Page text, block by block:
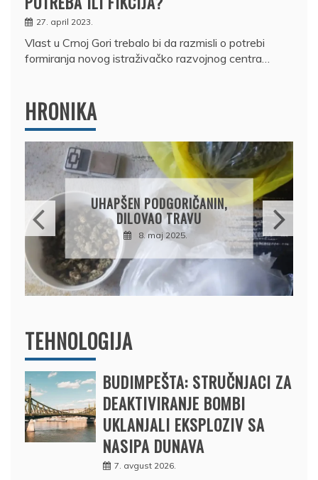
27. april 2023.
Vlast u Crnoj Gori trebalo bi da razmisli o potrebi
formiranja novog istraživačko razvojnog centra…
HRONIKA
DRŽAVLJANIN RUSIJE
OSUMNJIČEN DA JE
PRODAO TUĐI BMW,
DRŽAVU NAPUSTIO
BRODOM
12. februar 2025.
TEHNOLOGIJA
BUDIMPEŠTA: STRUČNJACI ZA
DEAKTIVIRANJE BOMBI
UKLANJALI EKSPLOZIV SA
NASIPA DUNAVA
7. avgust 2026.